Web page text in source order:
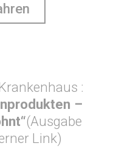
:
–
(Ausgabe
Link)